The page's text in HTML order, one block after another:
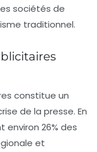
sociétés de
traditionnel.
constitue un
de la presse. En
environ 26% des
et